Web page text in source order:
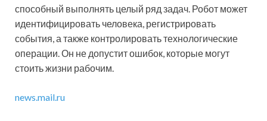
способный выполнять целый ряд задач. Робот может
идентифицировать человека, регистрировать
события, а также контролировать технологические
операции. Он не допустит ошибок, которые могут
стоить жизни рабочим.
news.mail.ru